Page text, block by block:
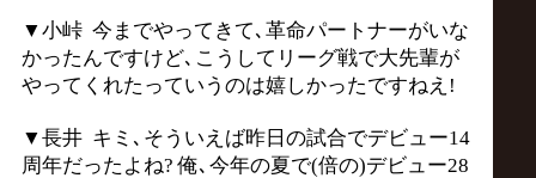
▼小峠 今までやってきて､革命パートナーがいな
かったんですけど､こうしてリーグ戦で大先輩が
やってくれたっていうのは嬉しかったですねえ!
▼長井 キミ､そういえば昨日の試合でデビュー14
周年だったよね? 俺､今年の夏で(倍の)デビュー28